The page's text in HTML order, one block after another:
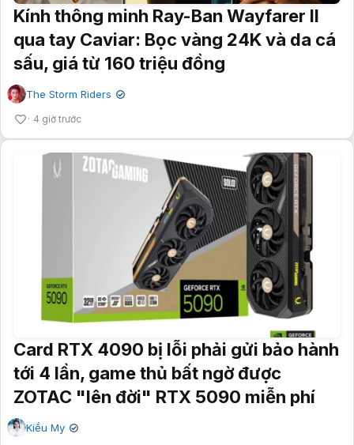
Kính thông minh Ray-Ban Wayfarer II
qua tay Caviar: Bọc vàng 24K và da cá
sấu, giá từ 160 triệu đồng
The Storm Riders ✔
4 giờ trước
Card RTX 4090 bị lỗi phải gửi bảo hành
tới 4 lần, game thủ bất ngờ được
ZOTAC "lên đời" RTX 5090 miễn phí
Kiều My ✔